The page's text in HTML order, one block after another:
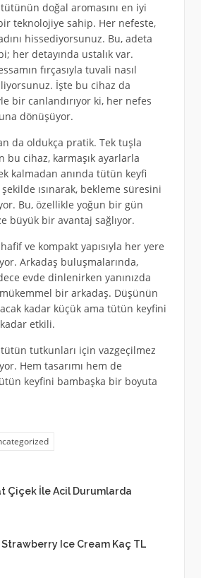
doğal aromasını en iyi
teknolojiye sahip. Her nefeste,
hissediyorsunuz. Bu, adeta
her detayında ustalık var.
fırçasıyla tuvali nasıl
İşte bu cihaz da
bir canlandırıyor ki, her nefes
dönüşüyor.
da oldukça pratik. Tek tuşla
bu cihaz, karmaşık ayarlarla
kalmadan anında tütün keyfi
ısınarak, bekleme süresini
Bu, özellikle yoğun bir gün
büyük bir avantaj sağlıyor.
ve kompakt yapısıyla her yere
Arkadaş buluşmalarında,
evde dinlenirken yanınızda
bir arkadaş. Düşünün
kadar küçük ama tütün keyfini
etkili.
tutkunları için vazgeçilmez
Hem tasarımı hem de
keyfini bambaşka bir boyuta
Çiçek İle Acil Durumlarda
Ice Cream Kaç TL